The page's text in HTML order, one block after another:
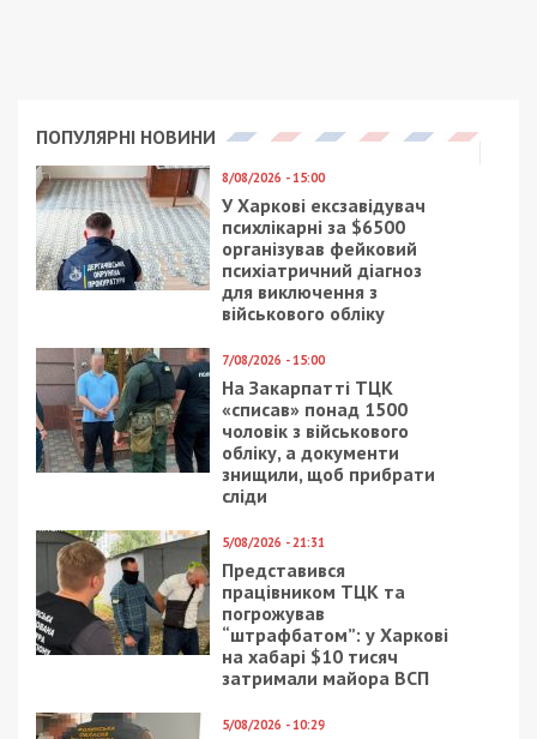
ПОПУЛЯРНІ НОВИНИ
8/08/2026 - 15:00
У Харкові ексзавідувач
психлікарні за $6500
організував фейковий
психіатричний діагноз
для виключення з
військового обліку
7/08/2026 - 15:00
На Закарпатті ТЦК
«списав» понад 1500
чоловік з військового
обліку, а документи
знищили, щоб прибрати
сліди
5/08/2026 - 21:31
Представився
працівником ТЦК та
погрожував
“штрафбатом”: у Харкові
на хабарі $10 тисяч
затримали майора ВСП
5/08/2026 - 10:29